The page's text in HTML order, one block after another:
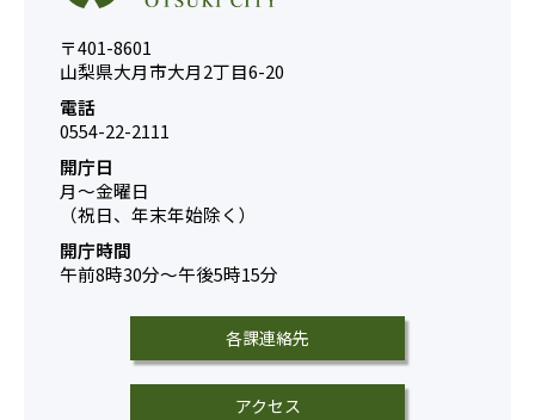
〒401-8601
山梨県大月市大月2丁目6-20
電話
0554-22-2111
開庁日
月～金曜日
（祝日、年末年始除く）
開庁時間
午前8時30分～午後5時15分
各課連絡先
アクセス